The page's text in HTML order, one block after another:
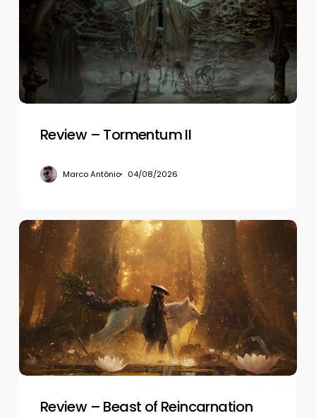
Review – Tormentum II
Marco Antônio 04/08/2026
Review
–
Beast
Reincarnation
Review – Beast of Reincarnation